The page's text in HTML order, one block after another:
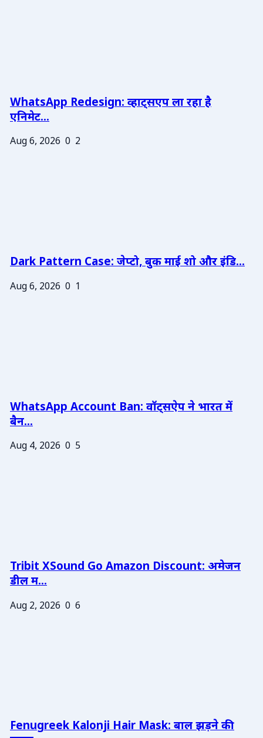
WhatsApp Redesign: व्हाट्सएप ला रहा है
एनिमेट...
Aug 6, 2026 0 2
Dark Pattern Case: जेप्टो, बुक माई शो और इंडि...
Aug 6, 2026 0 1
WhatsApp Account Ban: वॉट्सऐप ने भारत में
बैन...
Aug 4, 2026 0 5
Tribit XSound Go Amazon Discount: अमेजन
डील म...
Aug 2, 2026 0 6
Fenugreek Kalonji Hair Mask: बाल झड़ने की